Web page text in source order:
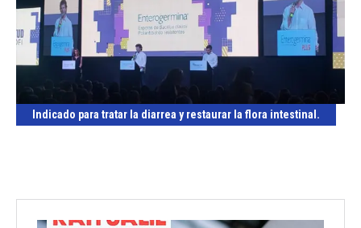
Indicado para tratar la diarrea y restaurar la flora intestinal.